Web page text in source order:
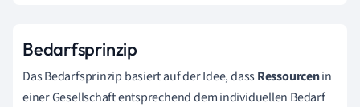
Bedarfsprinzip
Das Bedarfsprinzip basiert auf der Idee, dassRessourcenin
einer Gesellschaft entsprechend dem individuellen Bedarf